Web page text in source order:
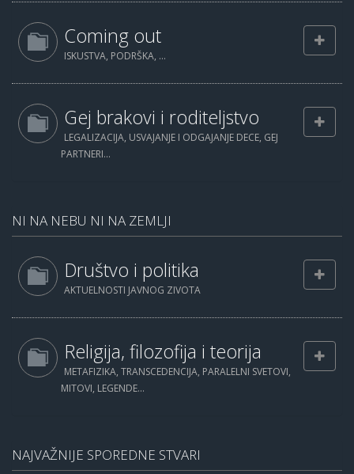
Coming out
ISKUSTVA, PODRŠKA, ...
Gej brakovi i roditeljstvo
LEGALIZACIJA, USVAJANJE I ODGAJANJE DECE, GEJ
PARTNERI...
NI NA NEBU NI NA ZEMLJI
Društvo i politika
AKTUELNOSTI JAVNOG ZIVOTA
Religija, filozofija i teorija
METAFIZIKA, TRANSCEDENCIJA, PARALELNI SVETOVI,
MITOVI, LEGENDE...
NAJVAŽNIJE SPOREDNE STVARI